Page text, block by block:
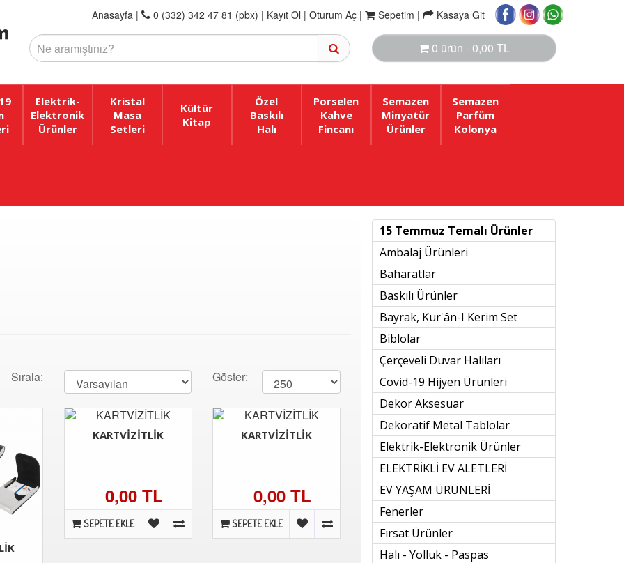
Anasayfa| 0 (332) 342 47 81 (pbx) | Kayıt Ol | Oturum Aç | Sepetim | Kasaya Git
0 ürün - 0,00 TL
Elektrik-
Elektronik
Ürünler
Kristal
Masa
Setleri
Kültür
Kitap
Özel
Baskılı
Halı
Porselen
Kahve
Fincanı
Semazen
Minyatür
Ürünler
Semazen
Parfüm
Kolonya
Sırala:
Göster:
KARTVİZİTLİK
0,00 TL
SEPETE EKLE
KARTVİZİTLİK
0,00 TL
SEPETE EKLE
15 Temmuz Temalı Ürünler
Ambalaj Ürünleri
Baharatlar
Baskılı Ürünler
Bayrak, Kur'ân-I Kerim Set
Biblolar
Çerçeveli Duvar Halıları
Covid-19 Hijyen Ürünleri
Dekor Aksesuar
Dekoratif Metal Tablolar
Elektrik-Elektronik Ürünler
ELEKTRİKLİ EV ALETLERİ
EV YAŞAM ÜRÜNLERİ
Fenerler
Fırsat Ürünler
Halı - Yolluk - Paspas